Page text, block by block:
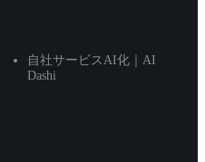
自社サービスAI化｜AI
Dashi